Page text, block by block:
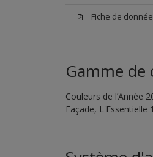
Fiche de
Gamme de
Couleurs de l’Année
Façade,